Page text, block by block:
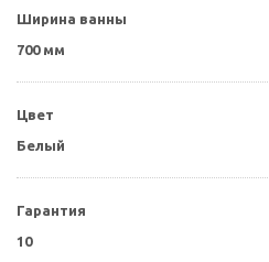
Ширина ванны
700 мм
Цвет
Белый
Гарантия
10